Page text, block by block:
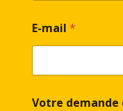
E-mail *
Votre demande